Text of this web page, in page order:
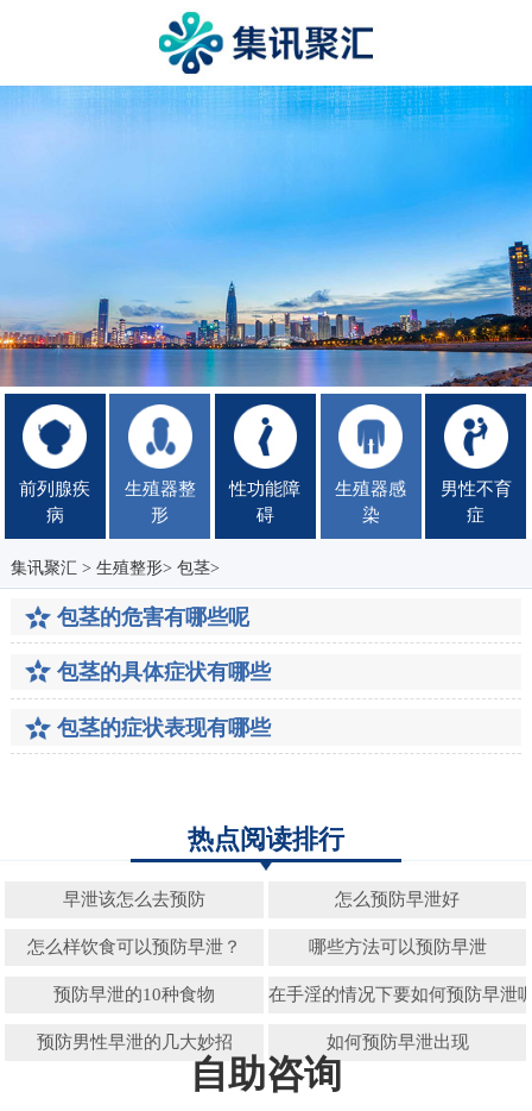
前列腺疾
病
生殖器整
形
性功能障
碍
生殖器感
染
男性不育
症
集讯聚汇 > 生殖整形> 包茎>
包茎的危害有哪些呢
包茎的具体症状有哪些
包茎的症状表现有哪些
热点阅读排行
早泄该怎么去预防 怎么预防早泄好
怎么样饮食可以预防早泄？ 哪些方法可以预防早泄
预防早泄的10种食物 在手淫的情况下要如何预防早泄
预防男性早泄的几大妙招 如何预防早泄出现
自助咨询